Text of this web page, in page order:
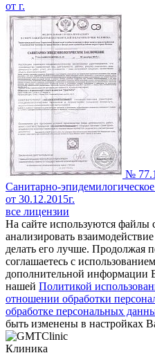
от г.
№
Санитарно-
от 30.12.2015г.
все лицензии
На сайте используются файлы
анализировать
делать его лучше. Продолжая
соглашаетесь с
дополнительной информации
нашей Политикой
отношении обработки
обработке персональных
быть изменены в настройках
Клиника